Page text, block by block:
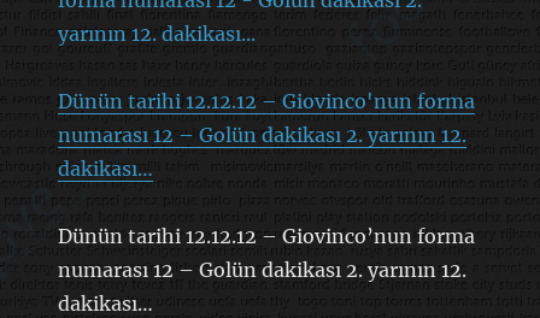
Dünün tarihi 12.12.12 – Giovinco'nun forma
numarası 12 – Golün dakikası 2. yarının 12.
dakikası…
Dünün tarihi 12.12.12 – Giovinco’nun forma
numarası 12 – Golün dakikası 2. yarının 12.
dakikası…